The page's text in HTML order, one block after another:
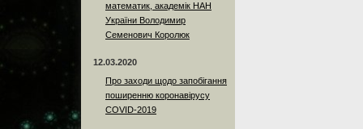
математик, академік НАН
України Володимир
Семенович Королюк
12.03.2020
Про заходи щодо запобігання
поширенню коронавірусу
COVID-2019